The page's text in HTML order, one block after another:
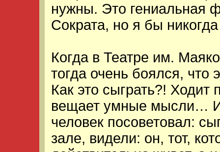
нужны. Это гениальная
Сократа, но я бы
Когда в Театре им.
тогда очень боялся, что
Как это сыграть?! Ходит
вещает умные мысли…
человек посоветовал:
зале, видели: он, тот,